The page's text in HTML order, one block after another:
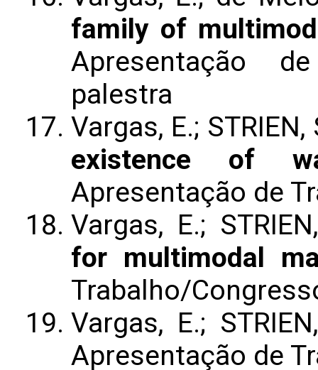
family of
Apresentação
palestra
Vargas, E.;
existence of
Apresentação de
Vargas, E.;
for multimodal
Trabalho/
Vargas, E.;
Apresentação de